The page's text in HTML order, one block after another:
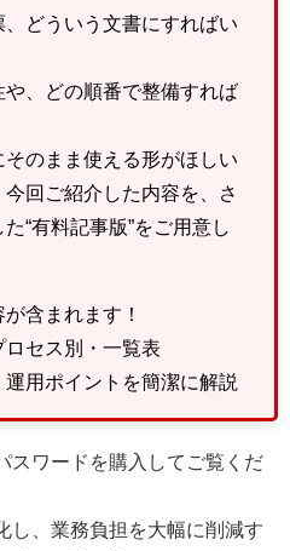
、どういう文書にすればい
や、どの順番で整備すれば
そのまま使える形がほしい
回ご紹介した内容を、さ
“有料記事版”をご用意し
含まれます！
ロセス別・一覧表
運用ポイントを簡潔に解説
スワードを購入してご覧くだ
し、業務負担を大幅に削減す